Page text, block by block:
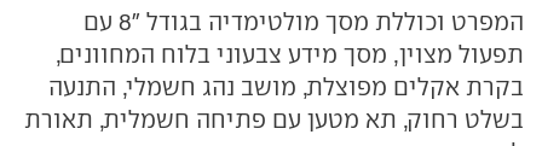
המפרט וכוללת מסך מולטימדיה בגודל "8 עם
תפעול מצוין, מסך מידע צבעוני בלוח המחוונים,
בקרת אקלים מפוצלת, מושב נהג חשמלי, התנעה
בשלט רחוק, תא מטען עם פתיחה חשמלית, תאורת